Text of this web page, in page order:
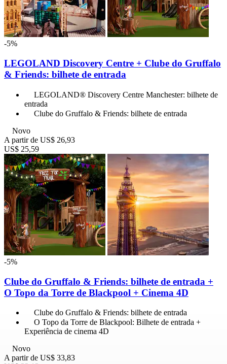
-5%
LEGOLAND Discovery Centre + Clube do Gruffalo
& Friends: bilhete de entrada
LEGOLAND® Discovery Centre Manchester: bilhete de
entrada
Clube do Gruffalo & Friends: bilhete de entrada
Novo
A partir de US$ 26,93
US$ 25,59
-5%
Clube do Gruffalo & Friends: bilhete de entrada +
O Topo da Torre de Blackpool + Cinema 4D
Clube do Gruffalo & Friends: bilhete de entrada
O Topo da Torre de Blackpool: Bilhete de entrada +
Experiência de cinema 4D
Novo
A partir de US$ 33,83